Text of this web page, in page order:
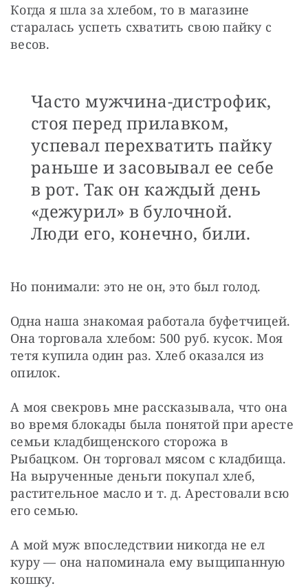
Когда я шла за хлебом, то в магазине
старалась успеть схватить свою пайку с
весов.
Часто мужчина-дистрофик,
стоя перед прилавком,
успевал перехватить пайку
раньше и засовывал ее себе
в рот. Так он каждый день
«дежурил» в булочной.
Люди его, конечно, били.
Но понимали: это не он, это был голод.
Одна наша знакомая работала буфетчицей.
Она торговала хлебом: 500 руб. кусок. Моя
тетя купила один раз. Хлеб оказался из
опилок.
А моя свекровь мне рассказывала, что она
во время блокады была понятой при аресте
семьи кладбищенского сторожа в
Рыбацком. Он торговал мясом с кладбища.
На вырученные деньги покупал хлеб,
растительное масло и т. д. Арестовали всю
его семью.
А мой муж впоследствии никогда не ел
куру — она напоминала ему выщипанную
кошку.